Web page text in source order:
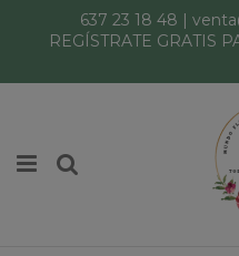
637 23 18 48 |
REGÍSTRATE GRATIS